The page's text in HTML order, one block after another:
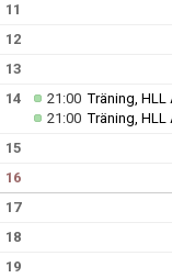
11
12
13
14
21:00Träning, HLL
21:00Träning, HLL
15
16
17
18
19